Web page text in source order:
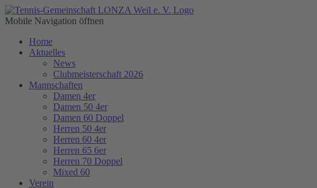
Mobile Navigation öffnen
Home
Aktuelles
News
Clubmeisterschaft 2026
Mannschaften
Damen 4er
Damen 50 4er
Damen 60 Doppel
Herren 50 4er
Herren 60 4er
Herren 65 6er
Herren 70 Doppel
Mixed 60
Verein